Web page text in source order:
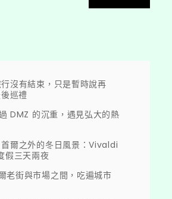
沒有結束，只是暫時說再
巡禮
DMZ 的沉重，遇見弘大的熱
爾之外的冬日風景：Vivaldi
假三天兩夜
老街與市場之間，吃遍城市